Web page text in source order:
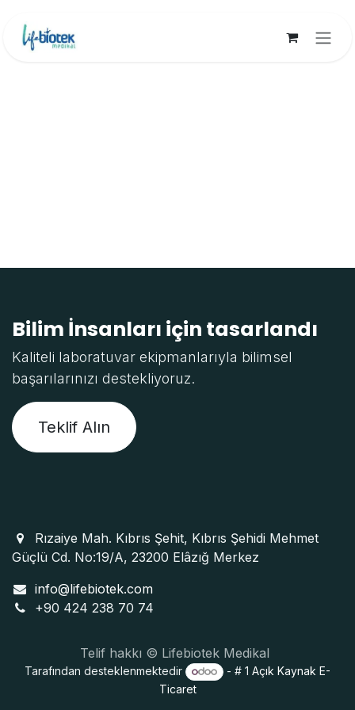
Bilim İnsanları için tasarlandı
Kaliteli laboratuvar ekipmanlarıyla bilimsel
başarılarınızı destekliyoruz.
Teklif Alın
Rızaiye Mah. Kıbrıs Şehit, Kıbrıs Şehidi Mehmet
Güçlü Cd. No:19/A, 23200 Elâzığ Merkez
info@lifebiotek.com
+90 424 238 70 74
Telif hakkı © Lifebiotek Medikal
Tarafından desteklenmektedir - # 1Açık Kaynak E-
Ticaret